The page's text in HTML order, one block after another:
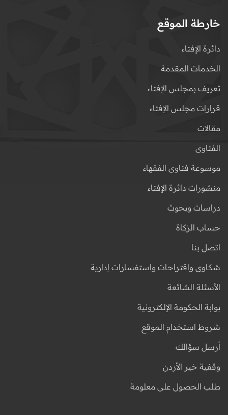
خارطة الموقع
دائرة الإفتاء
الخدمات المقدمة
تعريف بمجلس الإفتاء
قرارات مجلس الإفتاء
مقالات
الفتاوى
موسوعة فتاوى الفقهاء
منشورات دائرة الإفتاء
دراسات وبحوث
حساب الزكاة
اتصل بنا
شكاوى واقتراحات واستفسارات إدارية
الأسئلة الشائعة
بوابة الحكومة الإلكترونية
شروط استخدام الموقع
أرسل سؤالك
وقفية خير الأردن
طلب الحصول على معلومة